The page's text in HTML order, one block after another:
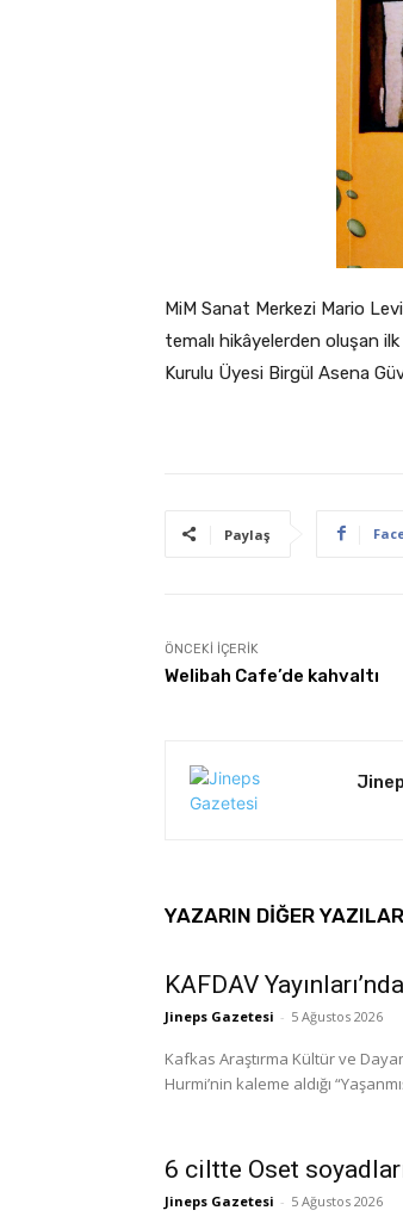
MiM Sanat Merkezi Mario Levi
temalı hikâyelerden oluşan
Kurulu Üyesi Birgül Asena
Paylaş
ÖNCEKI İÇERIK
Welibah Cafe’de kahvaltı
YAZARIN DIĞER
KAFDAV
Jineps Gazetesi - 5 Ağustos 2026
Kafkas Araştırma Kültür ve
Hurmi’nin kaleme aldığı
6 ciltte Oset
Jineps Gazetesi - 5 Ağustos 2026